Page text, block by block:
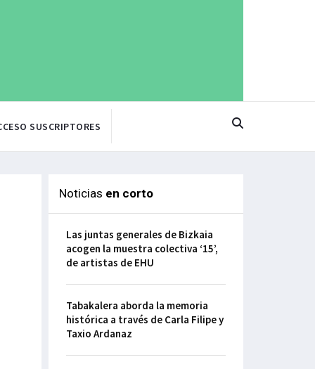
SUSCRIPTORES
Noticias en corto
Las juntas generales de Bizkaia
acogen la muestra colectiva ‘15’,
de artistas de EHU
Tabakalera aborda la memoria
histórica a través de Carla Filipe y
Taxio Ardanaz